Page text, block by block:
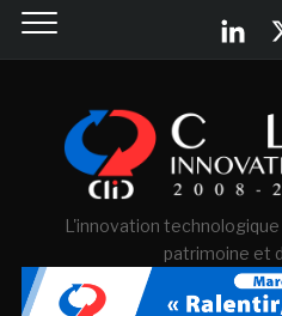
L'innovation
patrimoine et